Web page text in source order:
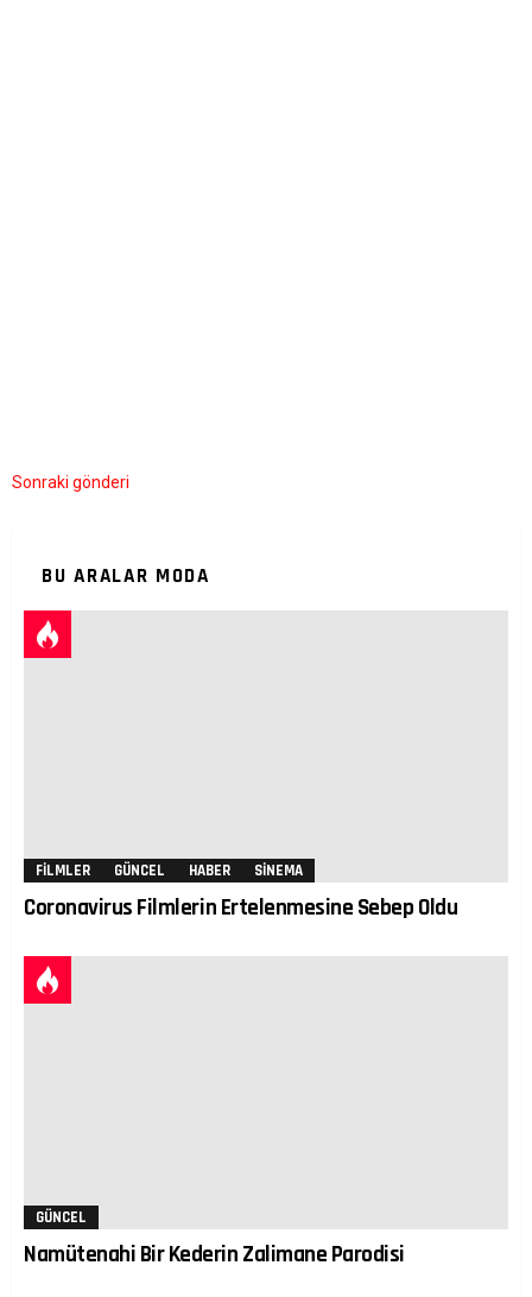
Sonraki gönderi
BU ARALAR MODA
FILMLER GÜNCEL HABER SINEMA
Coronavirus Filmlerin Ertelenmesine Sebep Oldu
GÜNCEL
Namütenahi Bir Kederin Zalimane Parodisi